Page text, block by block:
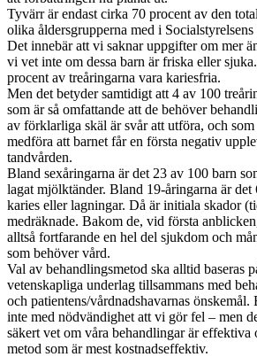
Tyvärr är endast cirka 70 procent av den
olika åldersgrupperna med i Socialstyrelsens
Det innebär att vi saknar uppgifter om mer
vi vet inte om dessa barn är friska eller
procent av treåringarna vara kariesfria.
Men det betyder samtidigt att 4 av 100
som är så omfattande att de behöver
av förklarliga skäl är svår att utföra, och
medföra att barnet får en första negativ
tandvården.
Bland sexåringarna är det 23 av 100 barn
lagat mjölktänder. Bland 19-åringarna är det
karies eller lagningar. Då är initiala skador
medräknade. Bakom de, vid första
alltså fortfarande en hel del sjukdom och
som behöver vård.
Val av behandlingsmetod ska alltid baseras
vetenskapliga underlag tillsammans med
och patientens/vårdnadshavarnas
inte med nödvändighet att vi gör fel – men
säkert vet om våra behandlingar är effektiva
metod som är mest kostnadseffektiv.